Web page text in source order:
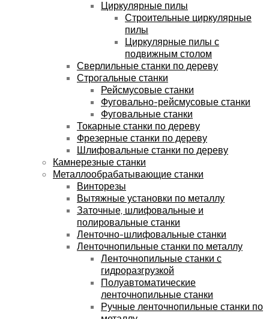
Циркулярные пилы
Строительные циркулярные
пилы
Циркулярные пилы с
подвижным столом
Сверлильные станки по дереву
Строгальные станки
Рейсмусовые станки
Фуговально-рейсмусовые станки
Фуговальные станки
Токарные станки по дереву
Фрезерные станки по дереву
Шлифовальные станки по дереву
Камнерезные станки
Металлообрабатывающие станки
Винторезы
Вытяжные установки по металлу
Заточные, шлифовальные и
полировальные станки
Ленточно-шлифовальные станки
Ленточнопильные станки по металлу
Ленточнопильные станки с
гидроразгрузкой
Полуавтоматические
ленточнопильные станки
Ручные ленточнопильные станки по